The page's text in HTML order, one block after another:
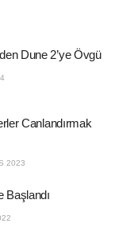
Dune 2’ye Övgü
Canlandırmak
2023
Başlandı